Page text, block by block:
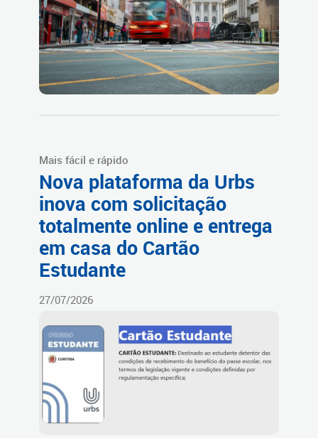
Mais fácil e rápido
Nova plataforma da Urbs
inova com solicitação
totalmente online e entrega
em casa do Cartão
Estudante
27/07/2026